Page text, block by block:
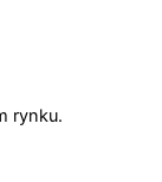
rynku.